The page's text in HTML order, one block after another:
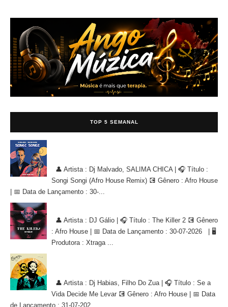
TOP 5 SEMANAL
👤 Artista : Dj Malvado, SALIMA CHICA | 🎧 Título :
Songi Songi (Afro House Remix) 💽 Gênero : Afro House
| 📅 Data de Lançamento : 30-...
👤 Artista : DJ Gálio | 🎧 Título : The Killer 2 💽 Gênero
: Afro House | 📅 Data de Lançamento : 30-07-2026 | 🖥
Produtora : Xtraga ...
👤 Artista : Dj Habias, Filho Do Zua | 🎧 Título : Se a
Vida Decide Me Levar 💽 Gênero : Afro House | 📅 Data
de Lançamento : 31-07-202...